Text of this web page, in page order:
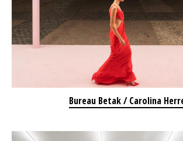
Bureau Betak / Carolina